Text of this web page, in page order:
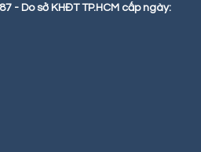
- Do sở KHĐT TP.HCM cấp ngày: